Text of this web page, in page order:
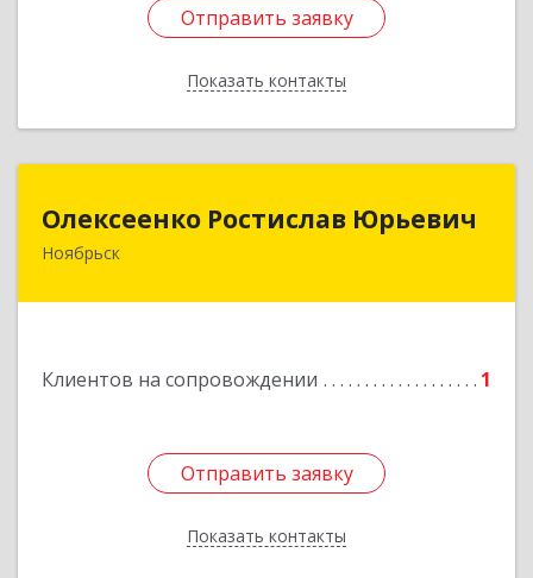
Отправить заявку
Показать контакты
Отправить заявку
Назад
Олексеенко Ростислав Юрьевич
Ноябрьск
Клиентов на сопровождении 1
Отправить заявку
Показать контакты
629804, Ямало-Ненецкий АО, Ноябрьск г,
Отправить заявку
Назад